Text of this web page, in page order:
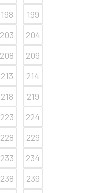
198
199
203
204
208
209
213
214
218
219
223
224
228
229
233
234
238
239